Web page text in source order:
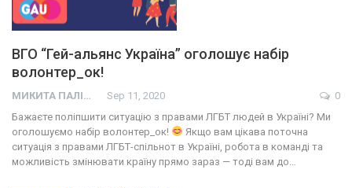
ВГО “Гей-альянс Україна” оголошує набір
волонтер_ок!
МИКИТА ПАЛІЙ Sep 11, 2020
0
Бажаєте поліпшити ситуацію з правами ЛГБТ людей в Україні? Ми
оголошуємо набір волонтер_ок!
Якщо вам цікава поточна
ситуація з правами ЛГБТ-спільнот в Україні, робота в команді та
можливість змінювати країну прямо зараз — тоді вам до…